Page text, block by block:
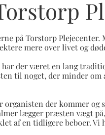
på Torstorp
mere over livet og
der været en lang
til noget, der minder
der kommer
lægger præsten vægt
af en tidligere beboer.